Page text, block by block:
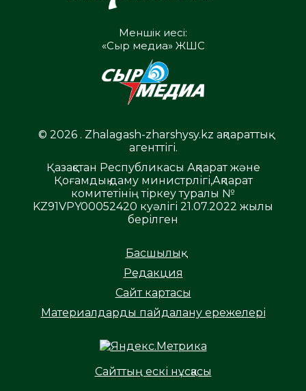
Меншік иесі:
«Сыр медиа» ЖШС
© 2026 . Zhalagash-zharshysy.kz ақпараттық
агенттігі.
Қазақстан Республикасы Ақпарат және
Қоғамдық даму министрлігі,Ақпарат
комитетінің тіркеу туралы №
KZ91VPY00052420 куәлігі 21.07.2022 жылы
берілген
Басшылық
Редакция
Сайт картасы
Материалдарды пайдалану ережелері
Сайттың ескі нұсқасы